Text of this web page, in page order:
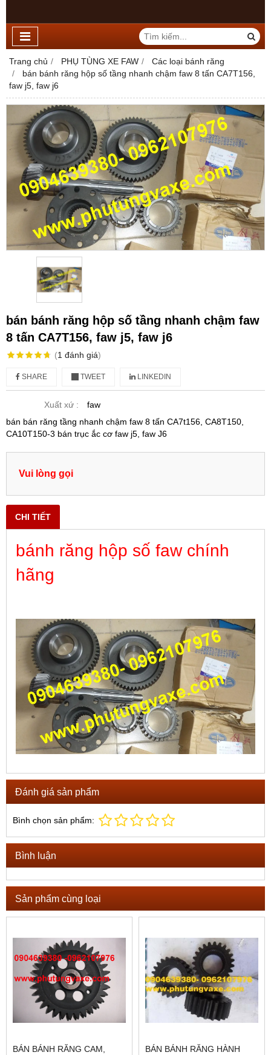
Trang chủ PHỤ TÙNG XE FAW
Các loại bánh răng
bán bánh răng hộp số tầng nhanh chậm faw 8 tấn CA7T156,
faw j5, faw j6
bán bánh răng hộp số tầng nhanh chậm faw
8 tấn CA7T156, faw j5, faw j6
(1 đánh giá)
SHARE TWEET LINKEDIN
Xuất xứ :
faw
bán bán răng tầng nhanh chậm faw 8 tấn CA7t156, CA8T150,
CA10T150-3 bán trục ắc cơ faw j5, faw J6
Vui lòng gọi
CHI TIẾT
bánh răng hộp số faw chính
hãng
Đánh giá sản phẩm
Bình chọn sản phẩm:
Bình luận
Sản phẩm cùng loại
BÁN BÁNH RĂNG CAM,
BÁN BÁNH RĂNG HÀNH